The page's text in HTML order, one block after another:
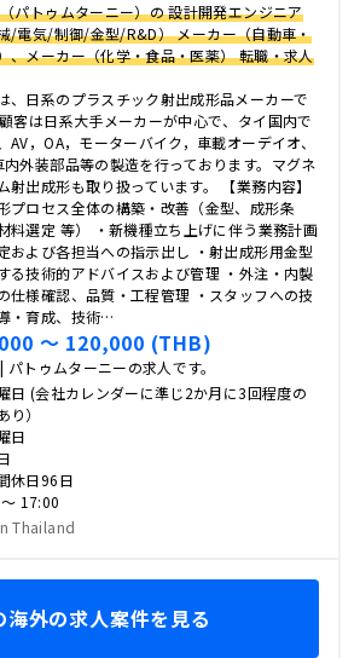
パトゥムターニー）の 設計開発エンジニア
/電気/制御/金型/R&D） メーカー（自動車・
、メーカー（化学・食品・医薬） 転職・求人
、日系のプラスチック射出成形品メーカーで
客は日系大手メーカーが中心で、タイ国内で
AV，OA，モーターバイク，車載オーデイオ、
内外装部品等の製造を行っております。マグネ
射出成形も取り扱っています。 【業務内容】
プロセス全体の構築・改善（金型、成形条
料選定 等） ・新機種立ち上げに伴う業務計画
および各担当への指示出し ・射出成形用金型
る技術的アドバイスおよび管理 ・外注・内製
仕様確認、品質・工程管理 ・スタッフへの技
・育成、技術…
〜 120,000 (THB)
パトゥムターニーの求人です。
日 (会社カレンダーに準じ2か月に3回程度の
り）
日
休日96日
17:00
Thailand
海外の求人案件を見る